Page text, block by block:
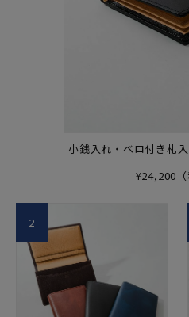
小銭入れ・ベロ付き札
¥24,200（
2